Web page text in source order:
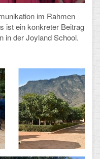
im Rahmen
ist ein konkreter Beitrag
in der Joyland School.